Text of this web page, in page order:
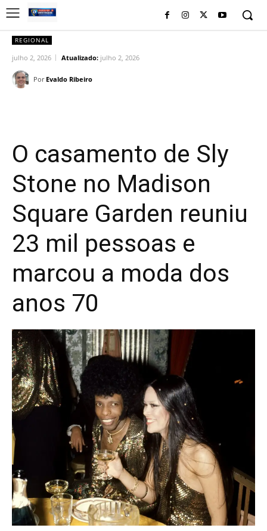
REGIONAL
julho 2, 2026 Atualizado: julho 2, 2026
Por Evaldo Ribeiro
O casamento de Sly
Stone no Madison
Square Garden reuniu
23 mil pessoas e
marcou a moda dos
anos 70